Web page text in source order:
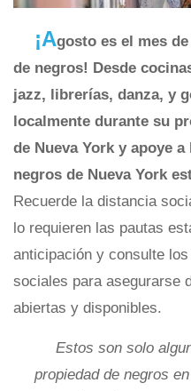
¡Agosto es el mes
de negros! Desde
jazz, librerías, danza, y
localmente durante su
de Nueva York y apoye
negros de Nueva York
Recuerde la distancia
lo requieren las pautas
anticipación y consulte
sociales para asegurarse
abiertas y disponibles.
Estos son solo
propiedad de negros